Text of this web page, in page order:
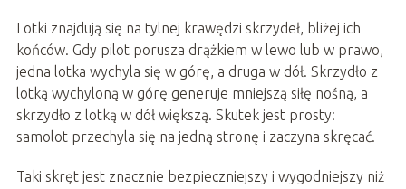
Lotki znajdują się na tylnej krawędzi skrzydeł, bliżej ich
końców. Gdy pilot porusza drążkiem w lewo lub w prawo,
jedna lotka wychyla się w górę, a druga w dół. Skrzydło z
lotką wychyloną w górę generuje mniejszą siłę nośną, a
skrzydło z lotką w dół większą. Skutek jest prosty:
samolot przechyla się na jedną stronę i zaczyna skręcać.
Taki skręt jest znacznie bezpieczniejszy i wygodniejszy niż